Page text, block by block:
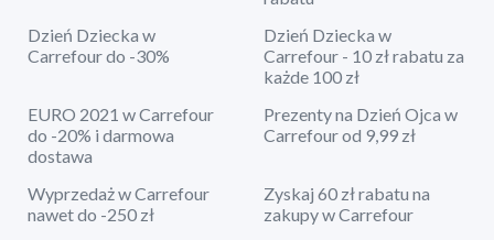
Dzień Dziecka w
Carrefour do -30%
Dzień Dziecka w
Carrefour - 10 zł rabatu za
każde 100 zł
EURO 2021 w Carrefour
do -20% i darmowa
dostawa
Prezenty na Dzień Ojca w
Carrefour od 9,99 zł
Wyprzedaż w Carrefour
nawet do -250 zł
Zyskaj 60 zł rabatu na
zakupy w Carrefour